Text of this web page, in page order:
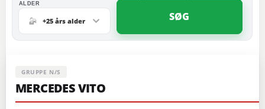
ALDER
+25 års alder SØG
GRUPPE N/S
MERCEDES VITO